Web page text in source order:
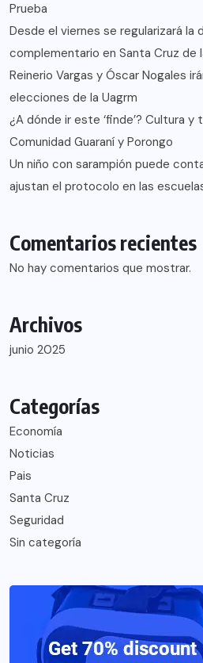
Prueba
Desde el viernes se regularizará la
complementario en Santa Cruz de
Reinerio Vargas y Óscar Nogales
elecciones de la Uagrm
¿A dónde ir este ‘finde’? Cultura y
Comunidad Guaraní y Porongo
Un niño con sarampión puede
ajustan el protocolo en las
Comentarios recientes
No hay comentarios que mostrar.
Archivos
junio 2025
Categorías
Economía
Noticias
Pais
Santa Cruz
Seguridad
Sin categoría